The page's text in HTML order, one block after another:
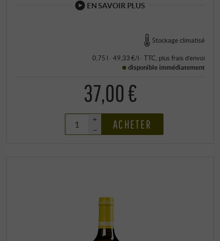
EN SAVOIR PLUS
Stockage climatisé
0,75 l · 49,33 €/l · TTC, plus frais d’envoi
disponible immédiatement
37,00 €
+
–
ACHETER